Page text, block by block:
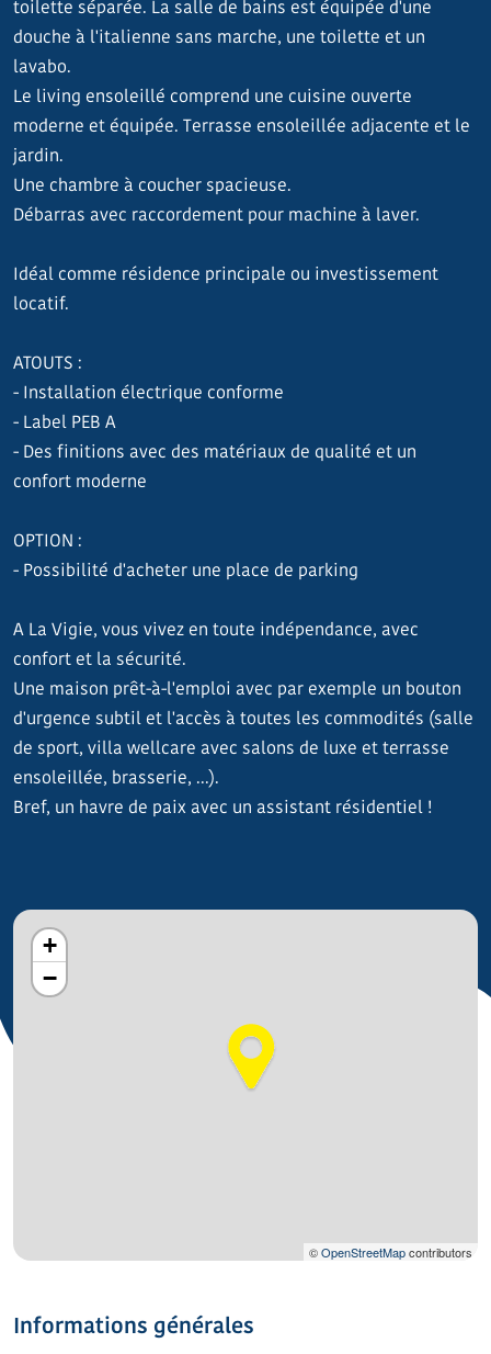
toilette séparée. La salle de bains est équipée d'une
douche à l'italienne sans marche, une toilette et un
lavabo.
Le living ensoleillé comprend une cuisine ouverte
moderne et équipée. Terrasse ensoleillée adjacente et le
jardin.
Une chambre à coucher spacieuse.
Débarras avec raccordement pour machine à laver.
Idéal comme résidence principale ou investissement
locatif.
ATOUTS :
- Installation électrique conforme
- Label PEB A
- Des finitions avec des matériaux de qualité et un
confort moderne
OPTION :
- Possibilité d'acheter une place de parking
A La Vigie, vous vivez en toute indépendance, avec
confort et la sécurité.
Une maison prêt-à-l'emploi avec par exemple un bouton
d'urgence subtil et l'accès à toutes les commodités (salle
de sport, villa wellcare avec salons de luxe et terrasse
ensoleillée, brasserie, ...).
Bref, un havre de paix avec un assistant résidentiel !
+
−
©OpenStreetMapcontributors
Informations générales